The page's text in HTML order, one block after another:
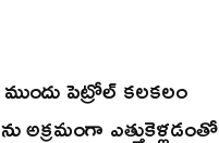
పెట్రోల్ కలకలం
అక్రమంగా ఎత్తుకెళ్లడంతో